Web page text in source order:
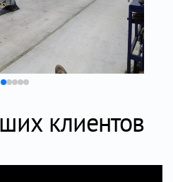
клиентов